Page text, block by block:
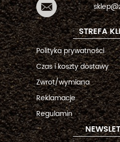
STREFA
Polityka prywatności
Czas i koszty dostawy
Zwrot/wymiana
Reklamacje
Regulamin